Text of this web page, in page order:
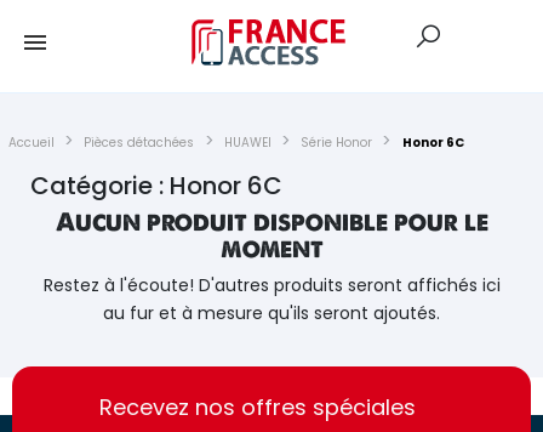
Accueil Pièces détachées HUAWEI Série Honor Honor 6C
Catégorie : Honor 6C
Aucun produit disponible pour le
moment
Restez à l'écoute! D'autres produits seront affichés ici
au fur et à mesure qu'ils seront ajoutés.
https://france-
access.fr
https://france-
access.fr
Recevez nos offres spéciales